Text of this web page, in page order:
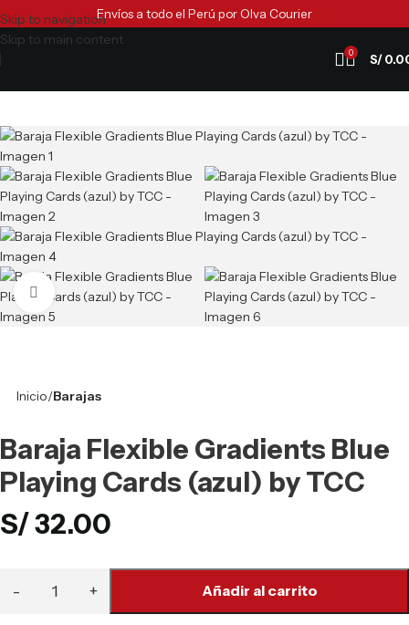
Skip to navigation
Skip to main content
Envíos a todo el Perú por Olva Courier
0 S/
Clic para ampliar
Inicio Barajas
Baraja Flexible Gradients Blue
Playing Cards (azul) by TCC
S/32.00
Añadir al carrito